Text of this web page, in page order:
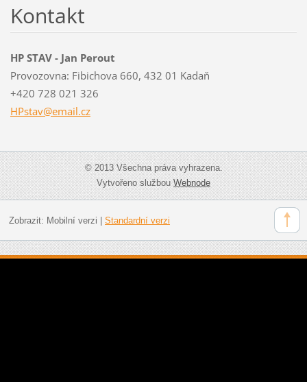
Kontakt
HP STAV - Jan Perout
Provozovna: Fibichova 660, 432 01 Kadaň
+420 728 021 326
HPstav@email.cz
© 2013 Všechna práva vyhrazena.
Vytvořeno službouWebnode
Zobrazit: Mobilní verzi Standardní verzi